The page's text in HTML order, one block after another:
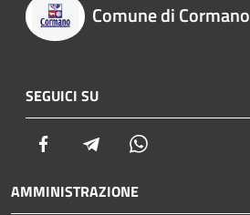
Comune di Cormano
SEGUICI SU
Facebook Telegram
AMMINISTRAZIONE